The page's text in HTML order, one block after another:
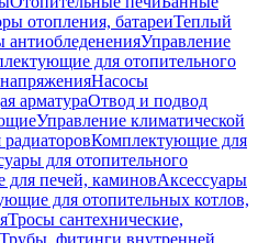
отопления, батареиТеплый
антиобледененияУправление
для отопительного
Насосы
арматураОтвод и подвод
Управление климатической
Комплектующие для
для отопительного
печей, каминовАксессуары
для отопительных котлов,
Тросы сантехнические,
Трубы, фитинги внутренней